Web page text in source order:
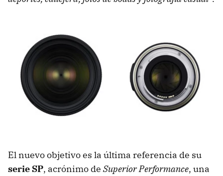
El nuevo objetivo es la última referencia de su
serie SP, acrónimo de Superior Performance, una